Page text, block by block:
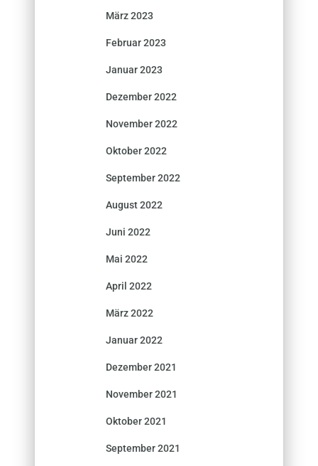
März 2023
Februar 2023
Januar 2023
Dezember 2022
November 2022
Oktober 2022
September 2022
August 2022
Juni 2022
Mai 2022
April 2022
März 2022
Januar 2022
Dezember 2021
November 2021
Oktober 2021
September 2021